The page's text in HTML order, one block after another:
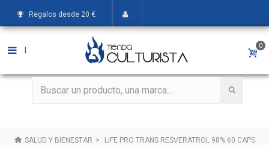
Regalos desde 20 €
0
SALUD Y BIENESTAR > LIFE PRO TRANS RESVERATROL 98% 60 CAPS